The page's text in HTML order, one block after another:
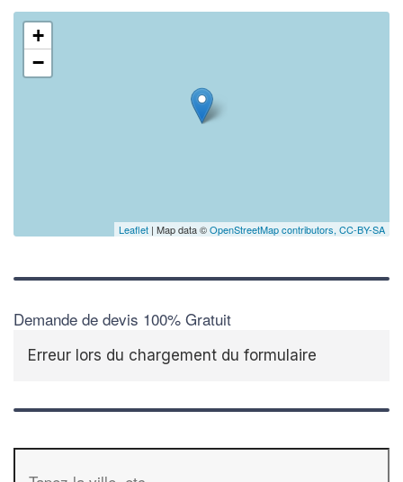
+
−
Leaflet | Map data ©OpenStreetMap contributors, CC-BY-SA
Demande de devis 100% Gratuit
Erreur lors du chargement du formulaire